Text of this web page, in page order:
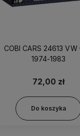
COBI CARS 24613 VW
1974-1983
72,00 zł
Do koszyka